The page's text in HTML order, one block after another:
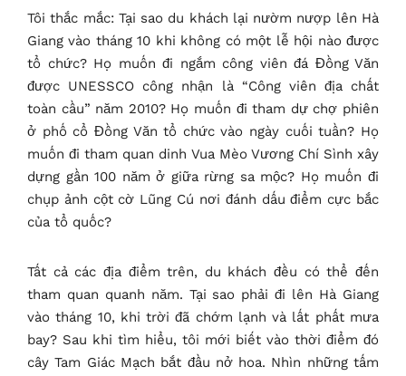
Tôi thắc mắc: Tại sao du khách lại nườm nượp lên Hà
Giang vào tháng 10 khi không có một lễ hội nào được
tổ chức? Họ muốn đi ngắm công viên đá Đồng Văn
được UNESSCO công nhận là “Công viên địa chất
toàn cầu” năm 2010? Họ muốn đi tham dự chợ phiên
ở phố cổ Đồng Văn tổ chức vào ngày cuối tuần? Họ
muốn đi tham quan dinh Vua Mèo Vương Chí Sình xây
dựng gần 100 năm ở giữa rừng sa mộc? Họ muốn đi
chụp ảnh cột cờ Lũng Cú nơi đánh dấu điểm cực bắc
của tổ quốc?
Tất cả các địa điểm trên, du khách đều có thể đến
tham quan quanh năm. Tại sao phải đi lên Hà Giang
vào tháng 10, khi trời đã chớm lạnh và lất phất mưa
bay? Sau khi tìm hiểu, tôi mới biết vào thời điểm đó
cây Tam Giác Mạch bắt đầu nở hoa. Nhìn những tấm